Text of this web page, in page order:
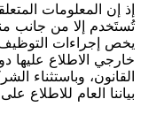
إذ إن المعلومات
تُستَخدم إلا من جانب
يخص إجراءات التوظيف
خارجي الاطلاع عليها
القانون، وباستثناء
بياننا العام للاطلاع